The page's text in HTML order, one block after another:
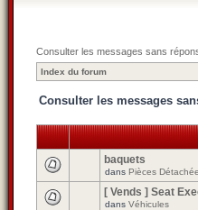
Consulter les messages sans
Index du forum
Consulter les messages
baquets
dans Pièces
[ Vends ] Seat
dans Véhicules